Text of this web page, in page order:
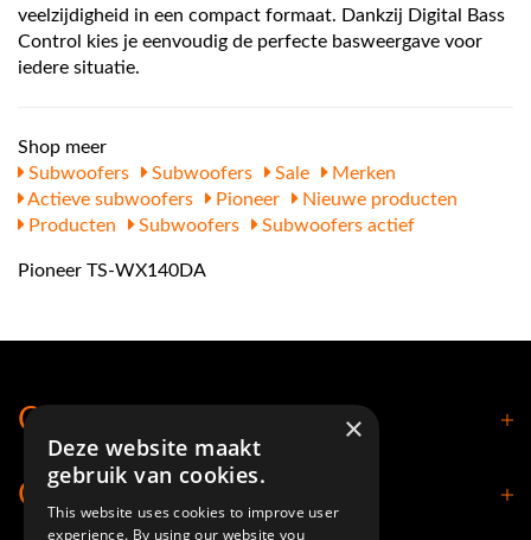
veelzijdigheid in een compact formaat. Dankzij Digital Bass
Control kies je eenvoudig de perfecte basweergave voor
iedere situatie.
Shop meer
Subwoofers
Subwoofers Sale
Merken
Actieve subwoofers
Pioneer
Nieuwe producten
Producten
Subwoofers Subwoofers actief
Pioneer TS-WX140DA
Contact
Openingstijden
×
Deze website maakt
gebruik van cookies.
This website uses cookies to improve user
experience. By using our website you